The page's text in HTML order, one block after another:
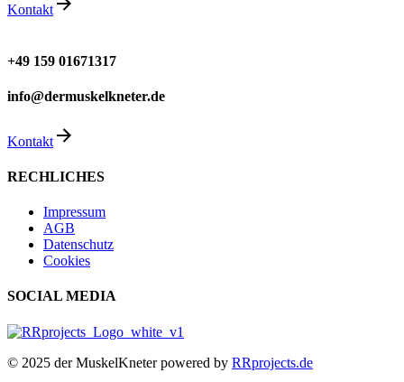
Kontakt
+49 159 01671317
info@dermuskelkneter.de
Kontakt
RECHLICHES
Impressum
AGB
Datenschutz
Cookies
SOCIAL MEDIA
© 2025 der MuskelKneter powered by RRprojects.de